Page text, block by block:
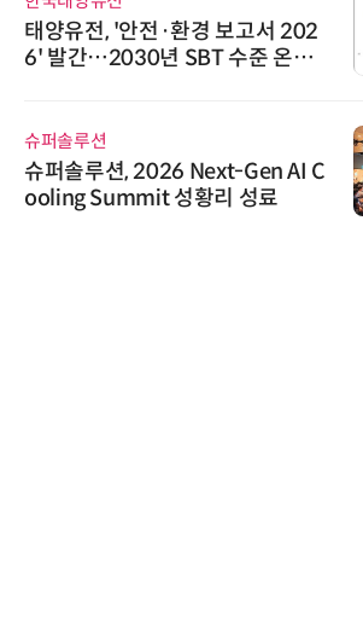
태양유전, '안전·환경 보고서 202
6' 발간…2030년 SBT 수준 온실
슈퍼솔루션
슈퍼솔루션, 2026 Next-Gen AI C
ooling Summit 성황리 성료